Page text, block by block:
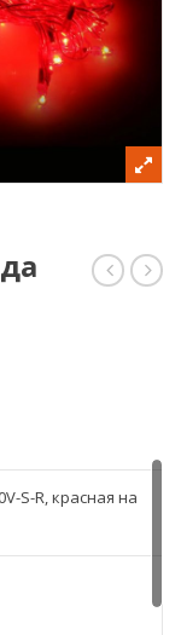
S-R, красная на